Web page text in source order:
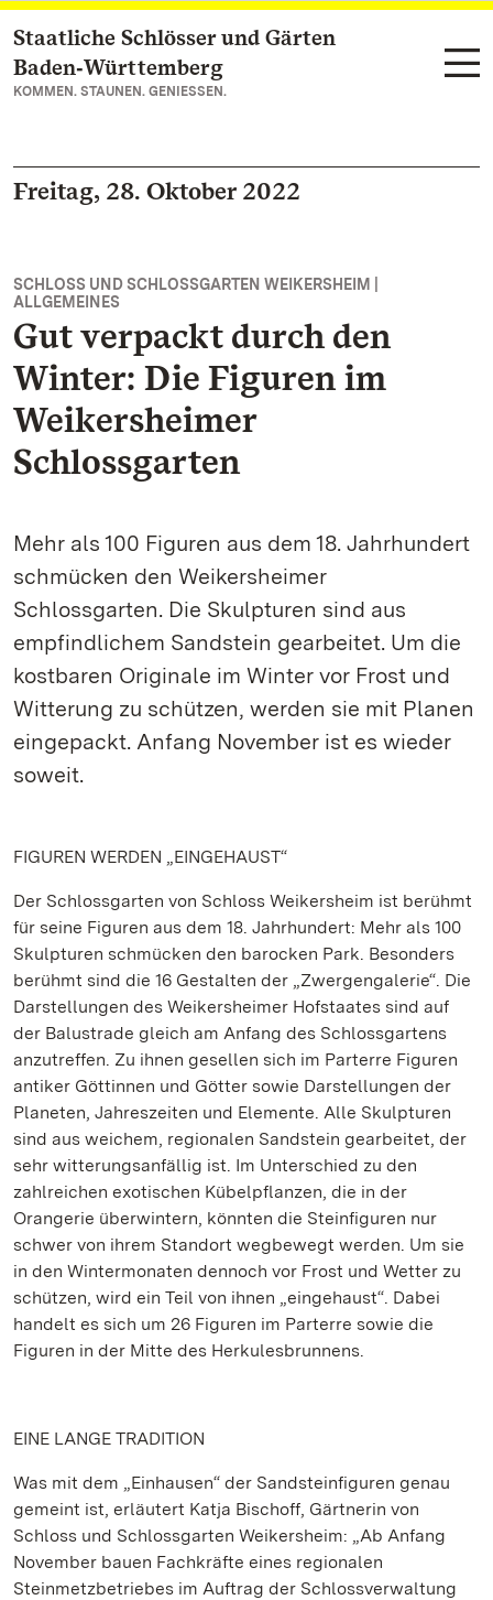
Zum Hauptinhalt springen
Staatliche Schlösser und Gärten
Baden‑Württemberg
KOMMEN. STAUNEN. GENIESSEN.
Freitag, 28. Oktober 2022
SCHLOSS UND SCHLOSSGARTEN WEIKERSHEIM |
ALLGEMEINES
Gut verpackt durch den
Winter: Die Figuren im
Weikersheimer
Schlossgarten
Mehr als 100 Figuren aus dem 18. Jahrhundert
schmücken den Weikersheimer
Schlossgarten. Die Skulpturen sind aus
empfindlichem Sandstein gearbeitet. Um die
kostbaren Originale im Winter vor Frost und
Witterung zu schützen, werden sie mit Planen
eingepackt. Anfang November ist es wieder
soweit.
FIGUREN WERDEN „EINGEHAUST“
Der Schlossgarten von Schloss Weikersheim ist berühmt
für seine Figuren aus dem 18. Jahrhundert: Mehr als 100
Skulpturen schmücken den barocken Park. Besonders
berühmt sind die 16 Gestalten der „Zwergengalerie“. Die
Darstellungen des Weikersheimer Hofstaates sind auf
der Balustrade gleich am Anfang des Schlossgartens
anzutreffen. Zu ihnen gesellen sich im Parterre Figuren
antiker Göttinnen und Götter sowie Darstellungen der
Planeten, Jahreszeiten und Elemente. Alle Skulpturen
sind aus weichem, regionalen Sandstein gearbeitet, der
sehr witterungsanfällig ist. Im Unterschied zu den
zahlreichen exotischen Kübelpflanzen, die in der
Orangerie überwintern, könnten die Steinfiguren nur
schwer von ihrem Standort wegbewegt werden. Um sie
in den Wintermonaten dennoch vor Frost und Wetter zu
schützen, wird ein Teil von ihnen „eingehaust“. Dabei
handelt es sich um 26 Figuren im Parterre sowie die
Figuren in der Mitte des Herkulesbrunnens.
EINE LANGE TRADITION
Was mit dem „Einhausen“ der Sandsteinfiguren genau
gemeint ist, erläutert Katja Bischoff, Gärtnerin von
Schloss und Schlossgarten Weikersheim: „Ab Anfang
November bauen Fachkräfte eines regionalen
Steinmetzbetriebes im Auftrag der Schlossverwaltung